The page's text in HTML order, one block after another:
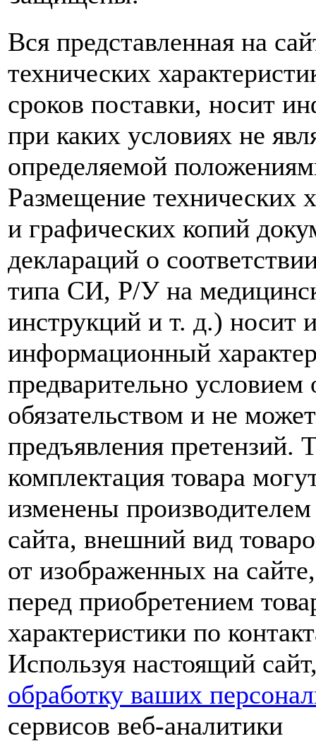
Вся представленная на
технических
сроков поставки, носит
при каких условиях не
определяемой
Размещение технических
и графических копий
деклараций о
типа СИ, Р/У на
инструкций и т. д.) носит
информационный
предварительно условием
обязательством и не
предъявления претензий.
комплектация товара
изменены производителем
сайта, внешний вид
от изображенных на
перед приобретением
характеристики по
Используя настоящий
обработку ваших
сервисов веб-аналитики